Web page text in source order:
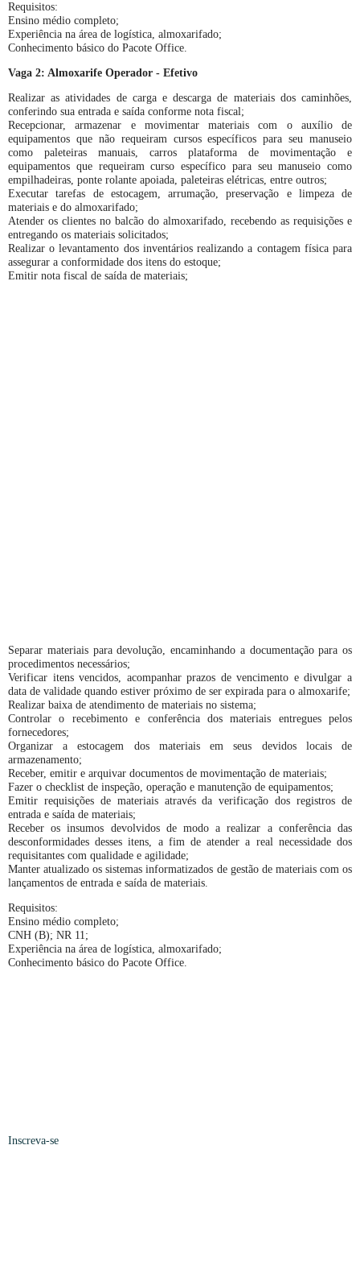
Requisitos:
Ensino médio completo;
Experiência na área de logística, almoxarifado;
Conhecimento básico do Pacote Office.
Vaga 2: Almoxarife Operador - Efetivo
Realizar as atividades de carga e descarga de materiais dos caminhões,
conferindo sua entrada e saída conforme nota fiscal;
Recepcionar, armazenar e movimentar materiais com o auxílio de
equipamentos que não requeiram cursos específicos para seu manuseio
como paleteiras manuais, carros plataforma de movimentação e
equipamentos que requeiram curso específico para seu manuseio como
empilhadeiras, ponte rolante apoiada, paleteiras elétricas, entre outros;
Executar tarefas de estocagem, arrumação, preservação e limpeza de
materiais e do almoxarifado;
Atender os clientes no balcão do almoxarifado, recebendo as requisições e
entregando os materiais solicitados;
Realizar o levantamento dos inventários realizando a contagem física para
assegurar a conformidade dos itens do estoque;
Emitir nota fiscal de saída de materiais;
Separar materiais para devolução, encaminhando a documentação para os
procedimentos necessários;
Verificar itens vencidos, acompanhar prazos de vencimento e divulgar a
data de validade quando estiver próximo de ser expirada para o almoxarife;
Realizar baixa de atendimento de materiais no sistema;
Controlar o recebimento e conferência dos materiais entregues pelos
fornecedores;
Organizar a estocagem dos materiais em seus devidos locais de
armazenamento;
Receber, emitir e arquivar documentos de movimentação de materiais;
Fazer o checklist de inspeção, operação e manutenção de equipamentos;
Emitir requisições de materiais através da verificação dos registros de
entrada e saída de materiais;
Receber os insumos devolvidos de modo a realizar a conferência das
desconformidades desses itens, a fim de atender a real necessidade dos
requisitantes com qualidade e agilidade;
Manter atualizado os sistemas informatizados de gestão de materiais com os
lançamentos de entrada e saída de materiais.
Requisitos:
Ensino médio completo;
CNH (B); NR 11;
Experiência na área de logística, almoxarifado;
Conhecimento básico do Pacote Office.
Inscreva-se